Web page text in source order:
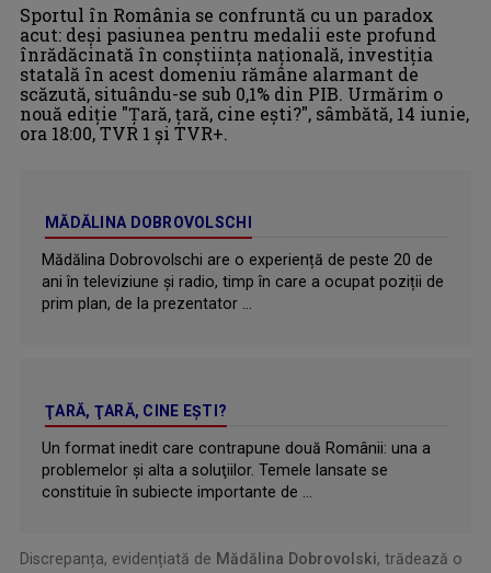
Sportul în România se confruntă cu un paradox
acut: deși pasiunea pentru medalii este profund
înrădăcinată în conștiința națională, investiția
statală în acest domeniu rămâne alarmant de
scăzută, situându-se sub 0,1% din PIB. Urmărim o
nouă ediție "Țară, țară, cine ești?", sâmbătă, 14 iunie,
ora 18:00, TVR 1 și TVR+.
MĂDĂLINA DOBROVOLSCHI
Mădălina Dobrovolschi are o experiență de peste 20 de
ani în televiziune și radio, timp în care a ocupat poziții de
prim plan, de la prezentator ...
ŢARĂ, ŢARĂ, CINE EŞTI?
Un format inedit care contrapune două Românii: una a
problemelor şi alta a soluţiilor. Temele lansate se
constituie în subiecte importante de ...
Discrepanța, evidențiată de Mădălina Dobrovolski, trădează o